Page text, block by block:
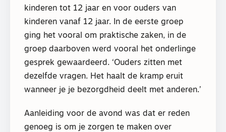
kinderen tot 12 jaar en voor ouders van
kinderen vanaf 12 jaar. In de eerste groep
ging het vooral om praktische zaken, in de
groep daarboven werd vooral het onderlinge
gesprek gewaardeerd. ‘Ouders zitten met
dezelfde vragen. Het haalt de kramp eruit
wanneer je je bezorgdheid deelt met anderen.’
Aanleiding voor de avond was dat er reden
genoeg is om je zorgen te maken over